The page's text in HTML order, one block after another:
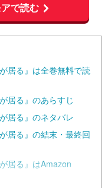
で読む
居る』は全巻無料で読
居る』のあらすじ
居る』のネタバレ
居る』の結末・最終回
居る』はAmazon